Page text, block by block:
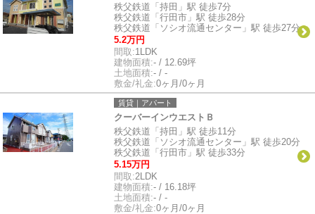
秩父鉄道「持田」駅 徒歩7分
秩父鉄道「行田市」駅 徒歩28分
秩父鉄道「ソシオ流通センター」駅 徒歩27分
5.2万円
間取:1LDK
建物面積:- / 12.69坪
土地面積:- / -
敷金/礼金:0ヶ月/0ヶ月
賃貸｜アパート
クーバーインウエストＢ
秩父鉄道「持田」駅 徒歩11分
秩父鉄道「ソシオ流通センター」駅 徒歩20分
秩父鉄道「行田市」駅 徒歩33分
5.15万円
間取:2LDK
建物面積:- / 16.18坪
土地面積:- / -
敷金/礼金:0ヶ月/0ヶ月